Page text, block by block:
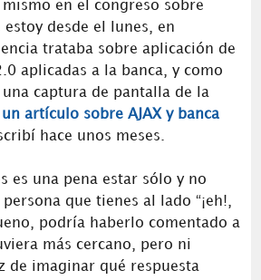
mismo en el congreso sobre
estoy desde el lunes, en
trataba sobre aplicación de
aplicadas a la banca, y como
captura de pantalla de la
artículo sobre AJAX y banca
hace unos meses.
es una pena estar sólo y no
que tienes al lado “¡eh!,
podría haberlo comentado a
más cercano, pero ni
de imaginar qué respuesta